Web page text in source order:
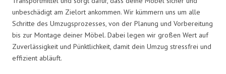
unbeschädigt am Zielort ankommen. Wir kümmern uns um alle
Schritte des Umzugsprozesses, von der Planung und Vorbereitung
bis zur Montage deiner Möbel. Dabei legen wir großen Wert auf
Zuverlässigkeit und Pünktlichkeit, damit dein Umzug stressfrei und
effizient abläuft.